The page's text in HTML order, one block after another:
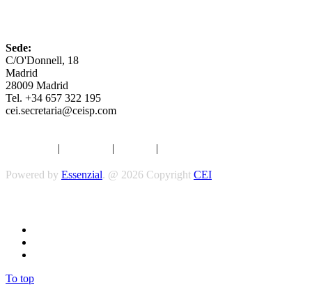
Sede:
C/O'Donnell, 18
Madrid
28009 Madrid
Tel. +34 657 322 195
cei.secretaria@ceisp.com
| | |
Powered by Essenzial. @ 2026 Copyright CEI
To top